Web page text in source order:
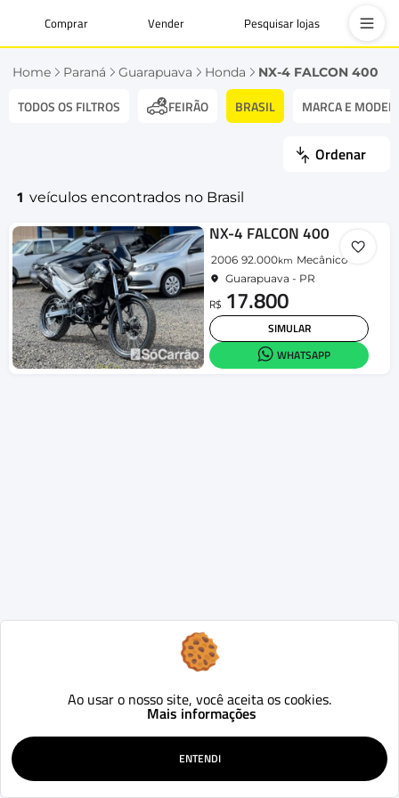
Comprar Vender Pesquisar lojas
Home Paraná Guarapuava Honda NX-4 FALCON 400
TODOS OS FILTROS FEIRÃO BRASIL MARCA E
Ordenar
1 veículos encontrados no Brasil
NX-4 FALCON 400
2006 92.000km Mecânico
Guarapuava - PR
R$ 17.800
SIMULAR
WHATSAPP
Ao usar o nosso site, você aceita os cookies.
Mais informações
ENTENDI